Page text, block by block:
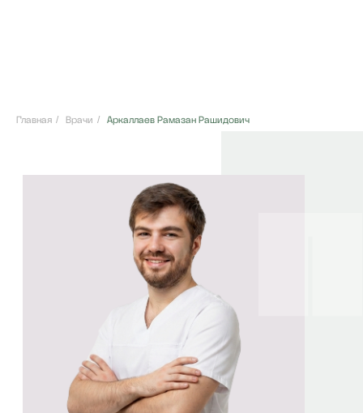
Главная / Врачи / Аркаллаев Рамазан Рашидович
Аркаллаев Рамазан Рашидович
врачебный стаж с2018 года
более6 000 пациентов
Врач стоматолог хирург-имплантолог